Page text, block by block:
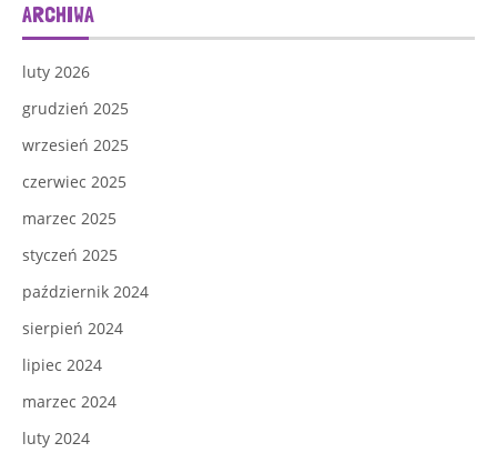
ARCHIWA
luty 2026
grudzień 2025
wrzesień 2025
czerwiec 2025
marzec 2025
styczeń 2025
październik 2024
sierpień 2024
lipiec 2024
marzec 2024
luty 2024